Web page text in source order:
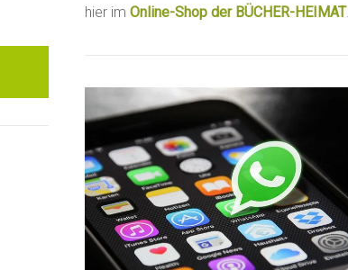
hier imOnline-Shop der BÜCHER-HEIMAT.